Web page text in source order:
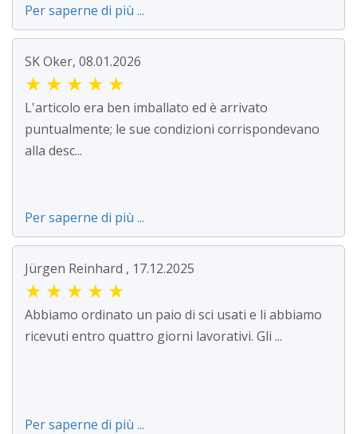
Per saperne di più ...
SK Oker, 08.01.2026
★ ★ ★ ★ ★
L'articolo era ben imballato ed è arrivato
puntualmente; le sue condizioni corrispondevano
alla desc...
Per saperne di più ...
Jürgen Reinhard , 17.12.2025
★ ★ ★ ★ ★
Abbiamo ordinato un paio di sci usati e li abbiamo
ricevuti entro quattro giorni lavorativi. Gli ...
Per saperne di più ...